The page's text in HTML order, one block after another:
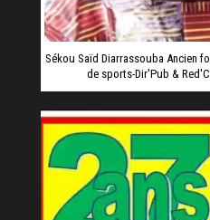
Sékou Saïd Diarrassouba Ancien
de sports-Dir'Pub &